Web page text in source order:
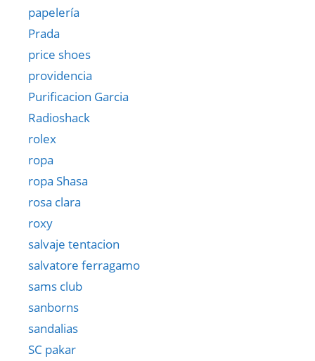
papelería
Prada
price shoes
providencia
Purificacion Garcia
Radioshack
rolex
ropa
ropa Shasa
rosa clara
roxy
salvaje tentacion
salvatore ferragamo
sams club
sanborns
sandalias
SC pakar